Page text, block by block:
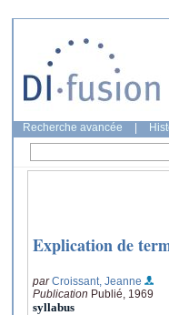
Recherche avancée
Explication de
parCroissant, Jeanne
Publication Publié, 1969
syllabus